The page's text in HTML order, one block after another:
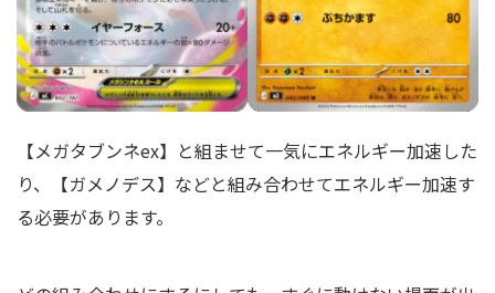
【メガタブンネex】と組ませて一気にエネルギー加速した
り、【ガメノデス】などと組み合わせてエネルギー加速す
る必要があります。